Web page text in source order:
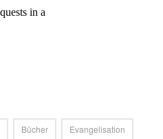
Bücher Evangelisation